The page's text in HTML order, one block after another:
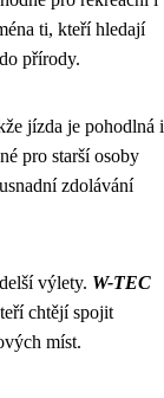
ti, kteří hledají
přírody.
jízda je pohodlná i
pro starší osoby
zdolávání
výlety. W-TEC
chtějí spojit
míst.